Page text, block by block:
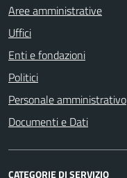
Aree amministrative
Uffici
Enti e fondazioni
Politici
Personale amministrativo
Documenti e Dati
CATEGORIE DI SERVIZIO